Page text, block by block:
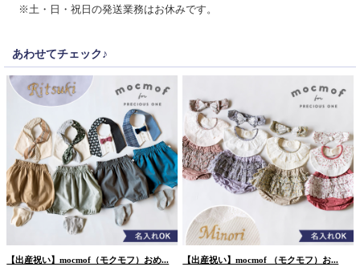
※土・日・祝日の発送業務はお休みです。
あわせてチェック♪
【出産祝い】mocmof（モクモフ）おめ... 【出産祝い】mocmof （モクモフ）お...